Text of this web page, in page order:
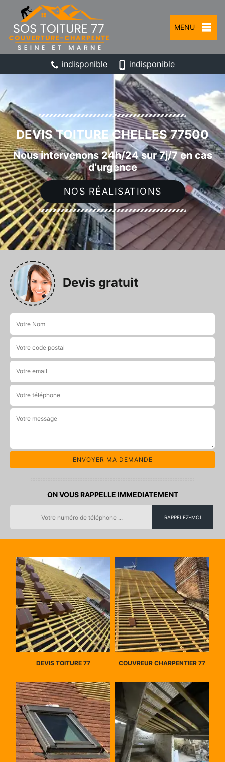
MENU
indisponible indisponible
DEVIS TOITURE CHELLES 77500
Nous intervenons 24h/24 sur 7j/7 en cas
d'urgence
NOS RÉALISATIONS
Devis gratuit
ON VOUS RAPPELLE IMMEDIATEMENT
DEVIS TOITURE 77 COUVREUR CHARPENTIER 77